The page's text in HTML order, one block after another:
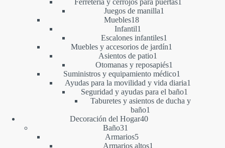
Ferretería y cerrojos para puertas1
Juegos de manilla1
Muebles1818
productos
Infantil1
producto
Escalones infantiles1
producto
Muebles y accesorios de jardín1
Asientos de patio1
producto
Otomanas y reposapiés1
producto
Suministros y equipamiento médico1
producto
Ayudas para la movilidad y vida diaria1
Seguridad y ayudas para el baño1
producto
Taburetes y asientos de ducha y
baño1
Decoración del Hogar4040
Baño31
productos
Armarios55
productos
Armarios altos1